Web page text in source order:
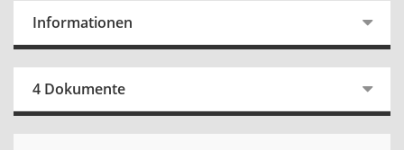
Informationen
4 Dokumente